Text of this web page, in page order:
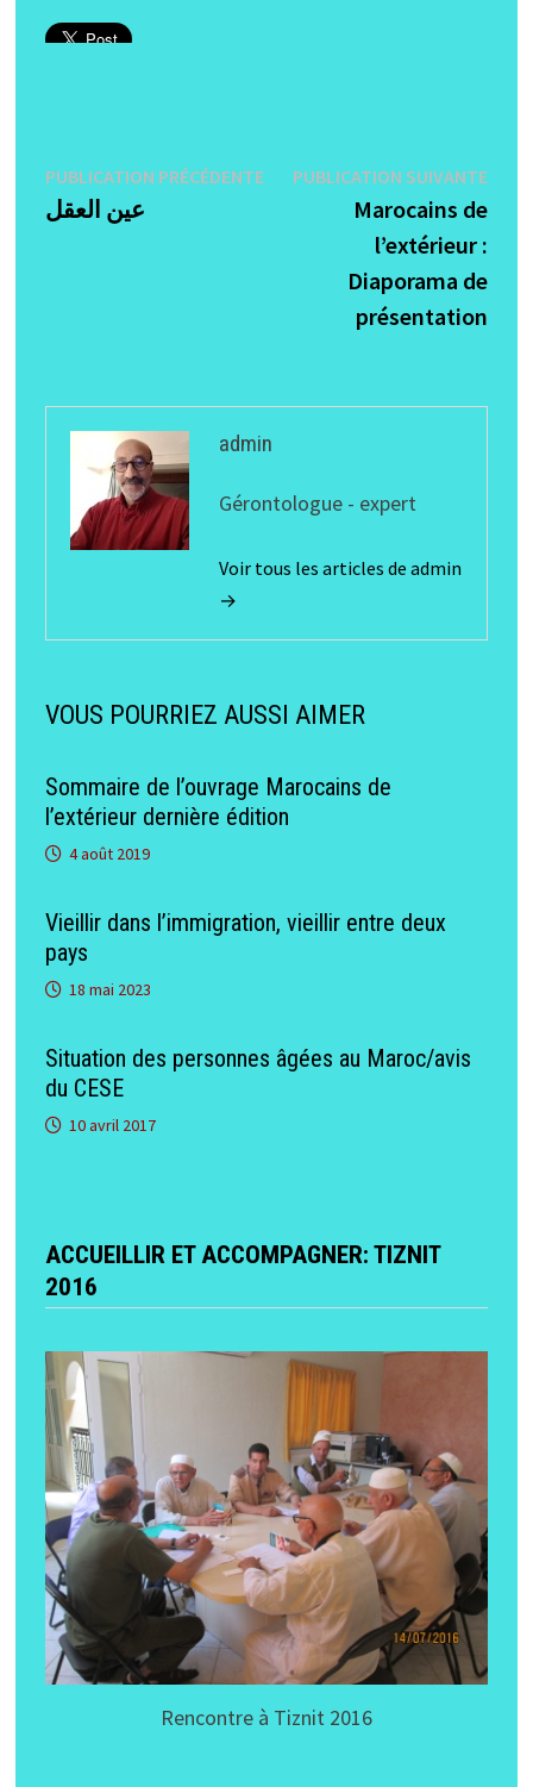
Navigation
de
PUBLICATION PRÉCÉDENTEPublication
précédente :
عين العقل
PUBLICATION SUIVANTE
Marocains de
l’extérieur :
Diaporama de
présentation
admin
Gérontologue - expert
Voir tous les articles de admin
→
VOUS POURRIEZ AUSSI AIMER
Sommaire de l’ouvrage Marocains de
l’extérieur dernière édition
4 août 2019
Vieillir dans l’immigration, vieillir entre deux
pays
18 mai 2023
Situation des personnes âgées au Maroc/avis
du CESE
10 avril 2017
ACCUEILLIR ET ACCOMPAGNER: TIZNIT
2016
Rencontre à Tiznit 2016